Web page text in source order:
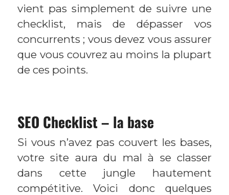
vient pas simplement de suivre une
checklist, mais de dépasser vos
concurrents ; vous devez vous assurer
que vous couvrez au moins la plupart
de ces points.
SEO Checklist – la base
Si vous n’avez pas couvert les bases,
votre site aura du mal à se classer
dans cette jungle hautement
compétitive. Voici donc quelques